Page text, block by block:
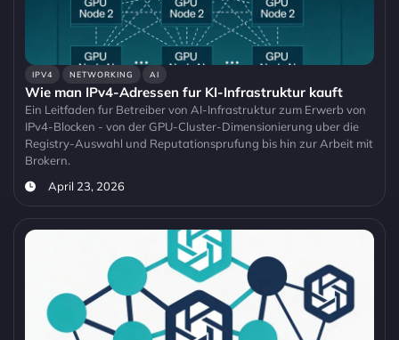
IPV4 NETWORKING AI
Wie man IPv4-Adressen fur KI-Infrastruktur kauft
Ein Leitfaden fur Betreiber von AI-Infrastruktur zum Erwerb von
IPv4-Blocken - von der GPU-Cluster-Dimensionierung uber die
Registry-Auswahl und Reputationsprufung bis hin zur Arbeit mit
Brokern.
April 23, 2026